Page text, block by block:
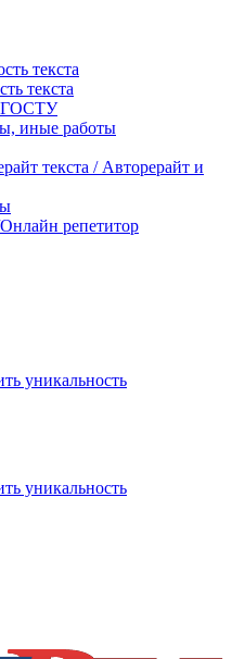
текста
текста
ГОСТУ
иные работы
текста / Авторерайт и
репетитор
уникальность
уникальность